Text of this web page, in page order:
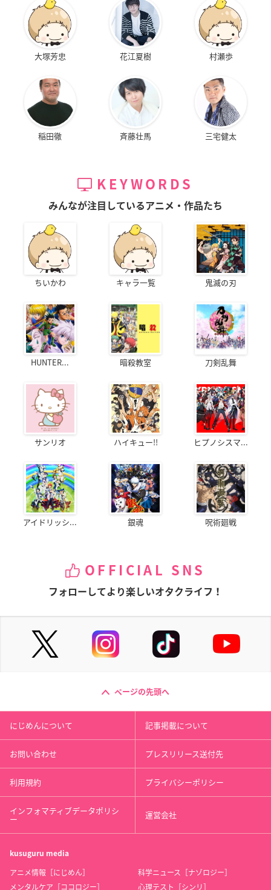
大塚芳忠 花江夏樹 村瀬歩
稲田徹 斉藤壮馬 三宅健太
KEYWORDS
みんなが注目しているアニメ・作品たち
ちいかわ キャラ一覧 鬼滅の刃
HUNTER... 暗殺教室 刀剣乱舞
サンリオ ハイキュー!! ヒプノシスマ...
アイドリッシ... 銀魂 呪術廻戦
OFFICIAL SNS
フォローしてより楽しいオタクライフ！
ページの先頭へ
にじめんについて 記事掲載について
お問い合わせ プレスリリース送付先
利用規約 プライバシーポリシー
インフォマティブデータポリシ
ー 運営会社
kusuguru media
アニメ情報［にじめん］
科学ニュース［ナゾロジー］
メンタルケア［ココロジー］
心理テスト［シンリ］